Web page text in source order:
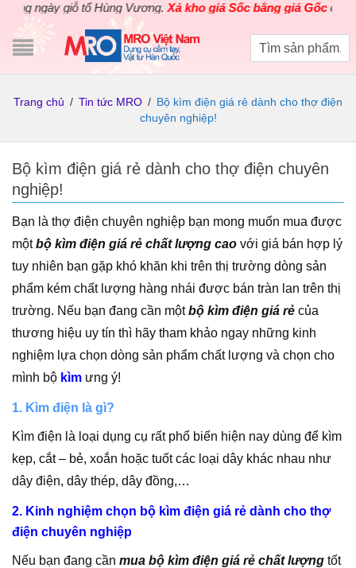
giỗ tổ Hùng Vương.Xả kho giá Sốc bằng giá Gốccho các sản
Trang chủ / Tin tức MRO / Bộ kìm điện giá rẻ dành cho thợ điện
chuyên nghiệp!
Bộ kìm điện giá rẻ dành cho thợ điện chuyên
nghiệp!
Bạn là thợ điện chuyên nghiệp bạn mong muốn mua được
mộtbộ kìm điện giá rẻ chất lượng cao với giá bán hợp lý
tuy nhiên bạn gặp khó khăn khi trên thị trường dòng sản
phẩm kém chất lượng hàng nhái được bán tràn lan trên thị
trường. Nếu bạn đang cần mộtbộ kìm điện giá rẻ của
thương hiệu uy tín thì hãy tham khảo ngay những kinh
nghiệm lựa chọn dòng sản phẩm chất lượng và chọn cho
mình bộ kìm ưng ý!
1. Kìm điện là gì?
Kìm điện là loại dụng cụ rất phổ biến hiện nay dùng để kìm
kẹp, cắt – bẻ, xoắn hoặc tuốt các loại dây khác nhau như
dây điện, dây thép, dây đồng,…
2. Kinh nghiệm chọn bộ kìm điện giá rẻ dành cho thợ
điện chuyên nghiệp
Nếu bạn đang cần mua bộ kìm điện giá rẻ chất lượng tốt